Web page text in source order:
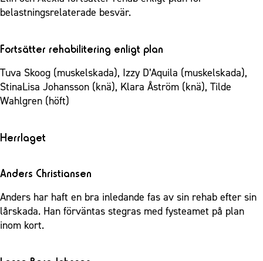
belastningsrelaterade besvär.
Fortsätter rehabilitering enligt plan
Tuva Skoog (muskelskada), Izzy D’Aquila (muskelskada),
StinaLisa Johansson (knä), Klara Åström (knä), Tilde
Wahlgren (höft)
Herrlaget
Anders Christiansen
Anders har haft en bra inledande fas av sin rehab efter sin
lårskada. Han förväntas stegras med fysteamet på plan
inom kort.